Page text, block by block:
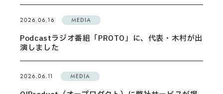
2026.06.16 MEDIA
Podcastラジオ番組「PROTO」に、代表・木村が出
演しました
2026.06.11 MEDIA